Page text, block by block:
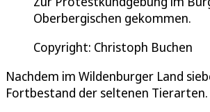
Oberbergischen gekommen.
Copyright: Christoph Buchen
Nachdem im Wildenburger Land
Fortbestand der seltenen Tierarten.